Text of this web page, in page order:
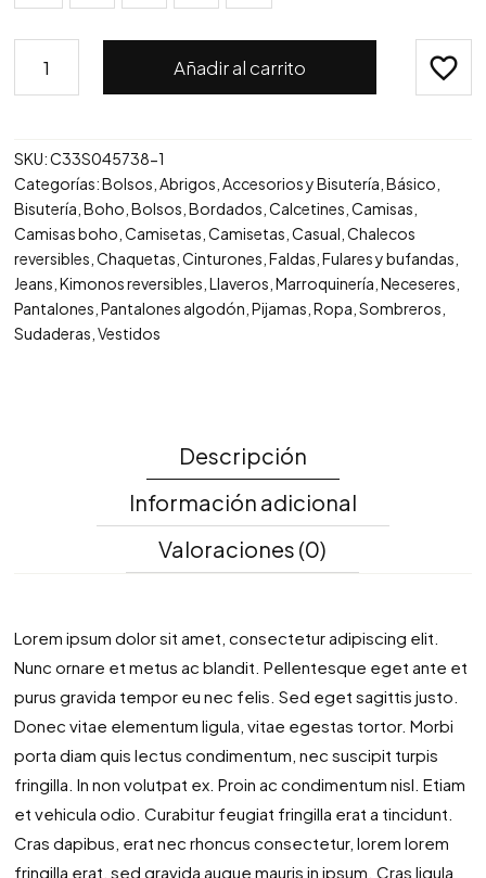
bolsos
ejemplo
Añadir al carrito
SKU:C33S045738-1
Categorías:Bolsos ,Abrigos ,Accesorios y Bisutería ,Básico
Bisutería ,Boho ,Bolsos ,Bordados ,Calcetines ,Camisas
Camisas boho ,Camisetas ,Camisetas ,Casual ,Chalecos
reversibles ,Chaquetas ,Cinturones ,Faldas ,Fulares y bufandas
Jeans ,Kimonos reversibles ,Llaveros ,Marroquinería ,Neceseres
Pantalones ,Pantalones algodón ,Pijamas ,Ropa ,Sombreros
Sudaderas ,Vestidos
Descripción
Información adicional
Valoraciones (0)
Lorem ipsum dolor sit amet, consectetur adipiscing elit.
Nunc ornare et metus ac blandit. Pellentesque eget ante et
purus gravida tempor eu nec felis. Sed eget sagittis justo.
Donec vitae elementum ligula, vitae egestas tortor. Morbi
porta diam quis lectus condimentum, nec suscipit turpis
fringilla. In non volutpat ex. Proin ac condimentum nisl. Etiam
et vehicula odio. Curabitur feugiat fringilla erat a tincidunt.
Cras dapibus, erat nec rhoncus consectetur, lorem lorem
fringilla erat, sed gravida augue mauris in ipsum. Cras ligula